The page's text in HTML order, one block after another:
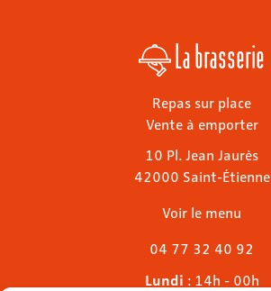
La brasserie
Repas sur place
Vente à emporter
10 Pl. Jean Jaurès
42000 Saint-Étienne
Voir le menu
04 77 32 40 92
Lundi : 14h - 00h